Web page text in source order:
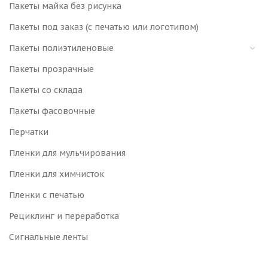
Пакеты майка без рисунка
Пакеты под заказ (с печатью или логотипом)
Пакеты полиэтиленовые
Пакеты прозрачные
Пакеты со склада
Пакеты фасовочные
Перчатки
Пленки для мульчирования
Пленки для химчисток
Пленки с печатью
Рециклинг и переработка
Сигнальные ленты